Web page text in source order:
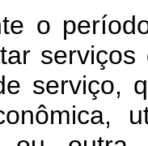
o
serviço,